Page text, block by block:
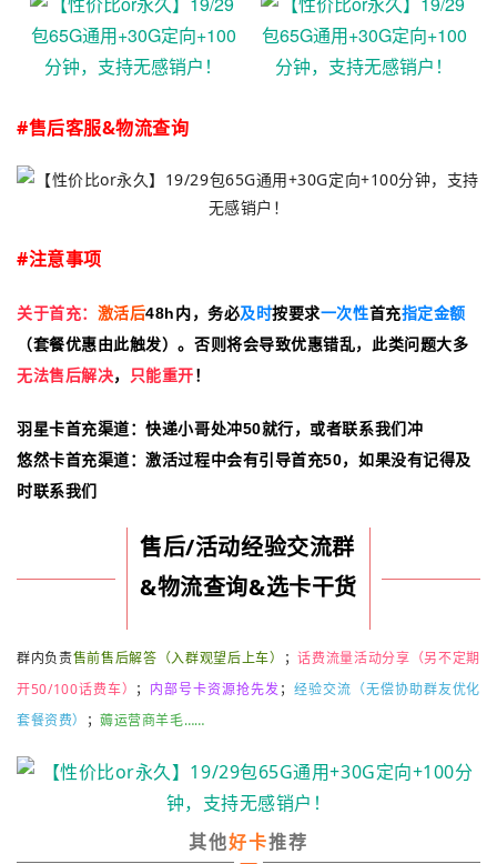
#售后客服&物流查询
#注意事项
关于首充： 激活后48h内，务必及时按要求一次性首充指定金额
（套餐优惠由此触发）。否则将会导致优惠错乱，此类问题大多
无法售后解决， 只能重开！
羽星卡首充渠道：快递小哥处冲50就行，或者联系我们冲
悠然卡首充渠道：激活过程中会有引导首充50，如果没有记得及
时联系我们
售后/活动经验交流群
&物流查询&选卡干货
群内负责售前售后解答（入群观望后上车） ；话费流量活动分享（另不定期
开50/100话费车） ； 内部号卡资源抢先发； 经验交流 （无偿协助群友优化
套餐资费）
；薅运营商羊毛……
其他好卡推荐